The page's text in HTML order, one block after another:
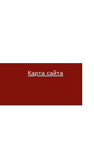
Карта сайта